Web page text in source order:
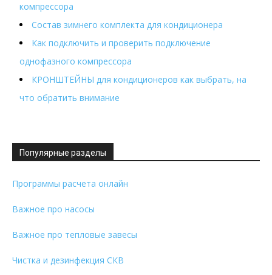
компрессора
Состав зимнего комплекта для кондиционера
Как подключить и проверить подключение
однофазного компрессора
КРОНШТЕЙНЫ для кондиционеров как выбрать, на
что обратить внимание
Популярные разделы
Программы расчета онлайн
Важное про насосы
Важное про тепловые завесы
Чистка и дезинфекция СКВ